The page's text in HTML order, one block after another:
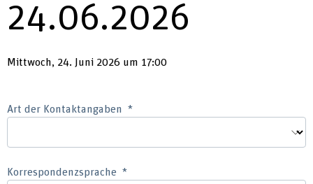
24.06.2026
Mittwoch, 24. Juni 2026 um 17:00
Art der Kontaktangaben
Korrespondenzsprache